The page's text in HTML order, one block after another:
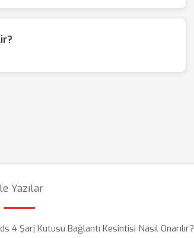
Yazılar
4 Şarj Kutusu Bağlantı Kesintisi Nasıl Onarılır?